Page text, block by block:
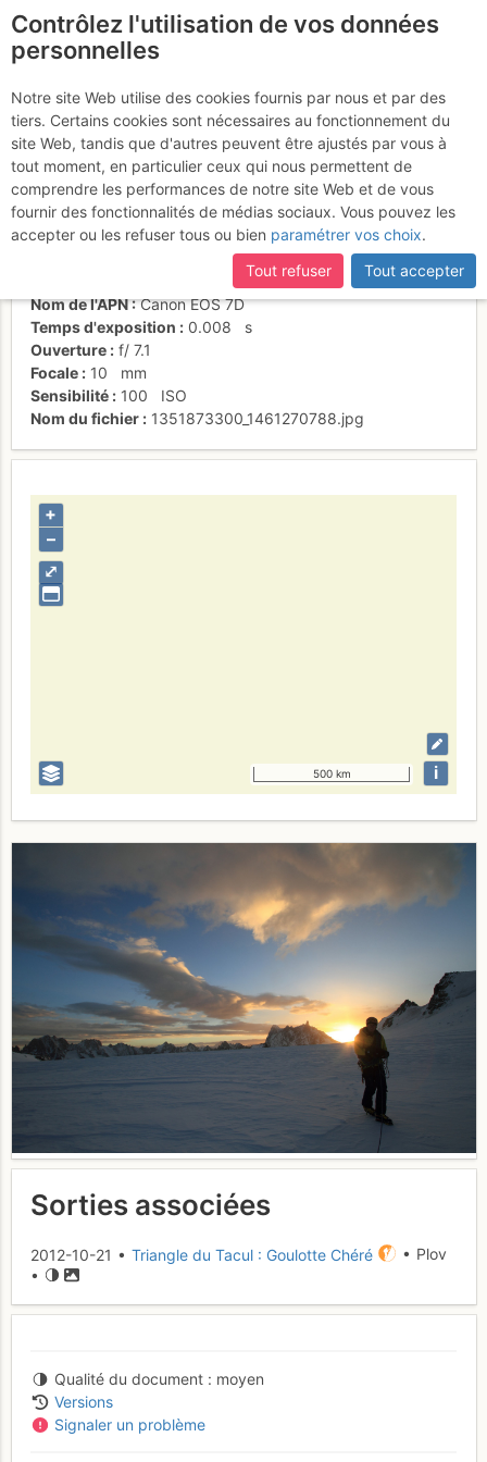
Levant
Activités
Date/heure
21 oct. 2012 08:04
Contributeur
Plov
individuel (CC by-nc-nd)
Nom de l'APN
Canon EOS 7D
Temps d'exposition
0.008
s
Ouverture
f/ 7.1
Focale
10
mm
Sensibilité
100
ISO
Nom du fichier
1351873300_1461270788.jpg
⤢
+
–
500 km i
Sorties associées
2012-10-21 • Triangle du Tacul : Goulotte Chéré
• Plov
•
Qualité du document
moyen
Versions
Signaler un problème
Contrôlez l'utilisation de vos données
personnelles
Notre site Web utilise des cookies fournis par nous et par des
tiers. Certains cookies sont nécessaires au fonctionnement du
site Web, tandis que d'autres peuvent être ajustés par vous à
tout moment, en particulier ceux qui nous permettent de
comprendre les performances de notre site Web et de vous
fournir des fonctionnalités de médias sociaux. Vous pouvez les
accepter ou les refuser tous ou bien paramétrer vos choix.
Tout refuser
Tout accepter